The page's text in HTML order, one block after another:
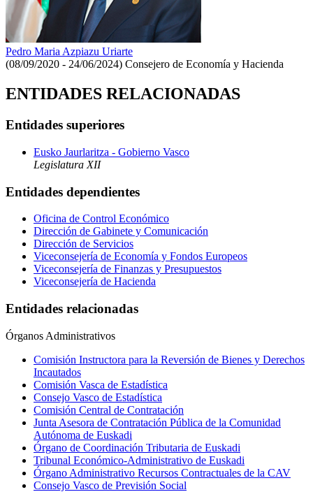
Pedro Maria Azpiazu Uriarte
(08/09/2020 - 24/06/2024) Consejero de Economía y Hacienda
ENTIDADES RELACIONADAS
Entidades superiores
Eusko Jaurlaritza - Gobierno Vasco
Legislatura XII
Entidades dependientes
Oficina de Control Económico
Dirección de Gabinete y Comunicación
Dirección de Servicios
Viceconsejería de Economía y Fondos Europeos
Viceconsejería de Finanzas y Presupuestos
Viceconsejería de Hacienda
Entidades relacionadas
Órganos Administrativos
Comisión Instructora para la Reversión de Bienes y Derechos
Incautados
Comisión Vasca de Estadística
Consejo Vasco de Estadística
Comisión Central de Contratación
Junta Asesora de Contratación Pública de la Comunidad
Autónoma de Euskadi
Órgano de Coordinación Tributaria de Euskadi
Tribunal Económico-Administrativo de Euskadi
Órgano Administrativo Recursos Contractuales de la CAV
Consejo Vasco de Previsión Social